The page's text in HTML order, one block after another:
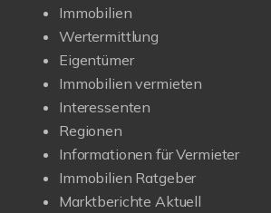
Immobilien
Wertermittlung
Eigentümer
Immobilien vermieten
Interessenten
Regionen
Informationen für Vermieter
Immobilien Ratgeber
Marktberichte Aktuell